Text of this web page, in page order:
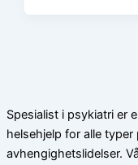
Spesialist i psykiatri er
helsehjelp for alle
avhengighetslidelser.